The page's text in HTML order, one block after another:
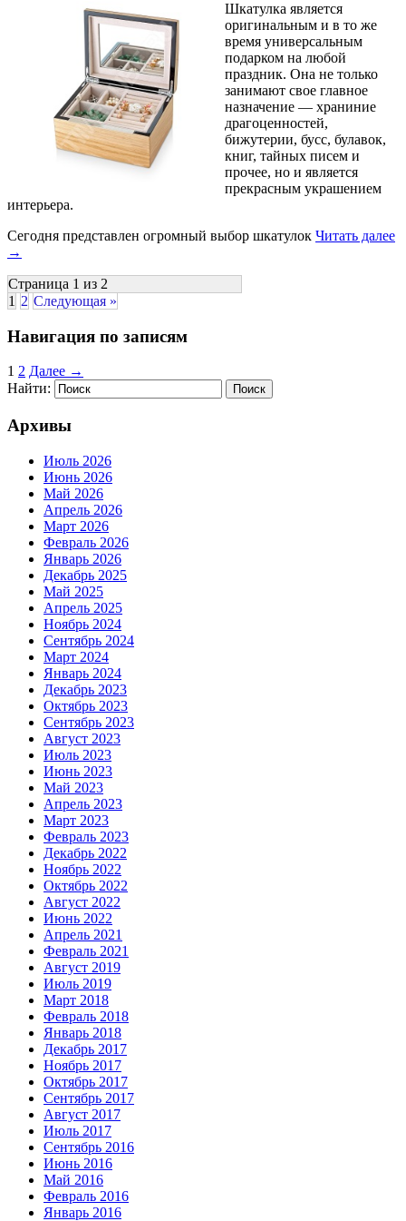
Шкатулка является
оригинальным и в то же
время универсальным
подарком на любой
праздник. Она не только
занимают свое главное
назначение — храниние
драгоценностей,
бижутерии, бусс, булавок,
книг, тайных писем и
прочее, но и является
прекрасным украшением
интерьера.
Сегодня представлен огромный выбор шкатулок Читать далее
→
Страница 1 из 2
1 2 Следующая »
Навигация по записям
1 2 Далее →
Найти:
Архивы
Июль 2026
Июнь 2026
Май 2026
Апрель 2026
Март 2026
Февраль 2026
Январь 2026
Декабрь 2025
Май 2025
Апрель 2025
Ноябрь 2024
Сентябрь 2024
Март 2024
Январь 2024
Декабрь 2023
Октябрь 2023
Сентябрь 2023
Август 2023
Июль 2023
Июнь 2023
Май 2023
Апрель 2023
Март 2023
Февраль 2023
Декабрь 2022
Ноябрь 2022
Октябрь 2022
Август 2022
Июнь 2022
Апрель 2021
Февраль 2021
Август 2019
Июль 2019
Март 2018
Февраль 2018
Январь 2018
Декабрь 2017
Ноябрь 2017
Октябрь 2017
Сентябрь 2017
Август 2017
Июль 2017
Сентябрь 2016
Июнь 2016
Май 2016
Февраль 2016
Январь 2016